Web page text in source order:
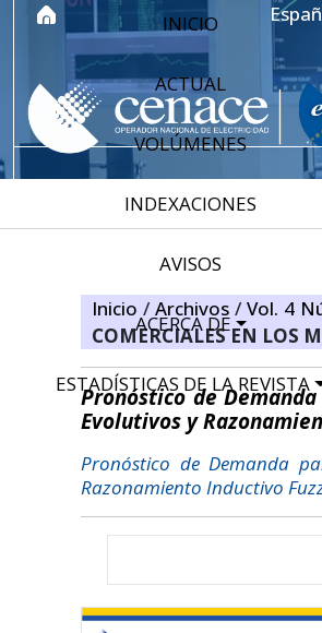
Ir al menú de navegación principal
Ir al contenido principal
Ir al pie de página del sitio
INICIO
ACTUAL
VOLÚMENES
INDEXACIONES
AVISOS
ACERCA DE
ESTADÍSTICAS DE LA REVISTA
Inicio / Archivos / Vol. 4
COMERCIALES EN LOS
Pronóstico de
Evolutivos y
Pronóstico de Demanda
Razonamiento Inductivo